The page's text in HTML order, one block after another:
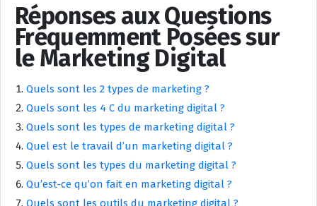
Réponses aux Questions
Fréquemment Posées sur
le Marketing Digital
Quels sont les 2 types de marketing ?
Quels sont les 4 C du marketing digital ?
Quels sont les types de marketing digital ?
Quel est le travail d’un marketing digital ?
Quels sont les types du marketing digital ?
Qu’est-ce qu’on fait en marketing digital ?
Quels sont les outils du marketing digital ?